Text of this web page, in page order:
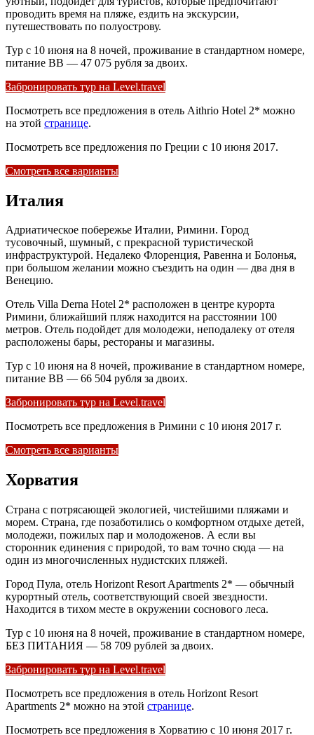
проводить время на пляже, ездить на экскурсии,
путешествовать по полуострову.
Тур с 10 июня на 8 ночей, проживание в стандартном номере,
питание BB — 47 075 рубля за двоих.
Забронировать тур на Level.travel
Посмотреть все предложения в отель Aithrio Hotel 2* можно
на этой странице.
Посмотреть все предложения по Греции с 10 июня 2017.
Смотреть все варианты
Италия
Адриатическое побережье Италии, Римини. Город
тусовочный, шумный, с прекрасной туристической
инфраструктурой. Недалеко Флоренция, Равенна и Болонья,
при большом желании можно съездить на один — два дня в
Венецию.
Отель Villa Derna Hotel 2* расположен в центре курорта
Римини, ближайший пляж находится на расстоянии 100
метров. Отель подойдет для молодежи, неподалеку от отеля
расположены бары, рестораны и магазины.
Тур с 10 июня на 8 ночей, проживание в стандартном номере,
питание BB — 66 504 рубля за двоих.
Забронировать тур на Level.travel
Посмотреть все предложения в Римини с 10 июня 2017 г.
Смотреть все варианты
Хорватия
Страна с потрясающей экологией, чистейшими пляжами и
морем. Страна, где позаботились о комфортном отдыхе детей,
молодежи, пожилых пар и молодоженов. А если вы
сторонник единения с природой, то вам точно сюда — на
один из многочисленных нудистских пляжей.
Город Пула, отель Horizont Resort Apartments 2* — обычный
курортный отель, соответствующий своей звездности.
Находится в тихом месте в окружении соснового леса.
Тур с 10 июня на 8 ночей, проживание в стандартном номере,
БЕЗ ПИТАНИЯ — 58 709 рублей за двоих.
Забронировать тур на Level.travel
Посмотреть все предложения в отель Horizont Resort
Apartments 2* можно на этой странице.
Посмотреть все предложения в Хорватию с 10 июня 2017 г.